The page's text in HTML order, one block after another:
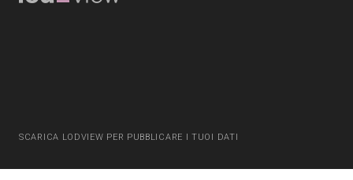
SCARICA LODVIEW PER PUBBLICARE I TUOI DATI